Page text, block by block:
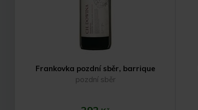
Frankovka pozdní sběr, barrique
pozdní sběr